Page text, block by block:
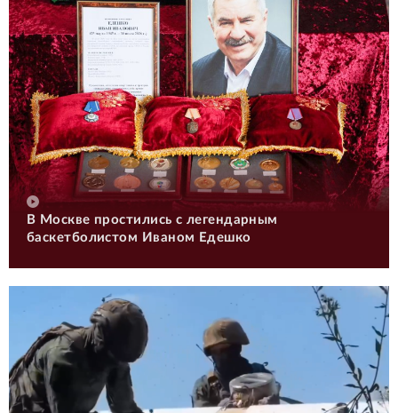
В Москве простились с легендарным
баскетболистом Иваном Едешко